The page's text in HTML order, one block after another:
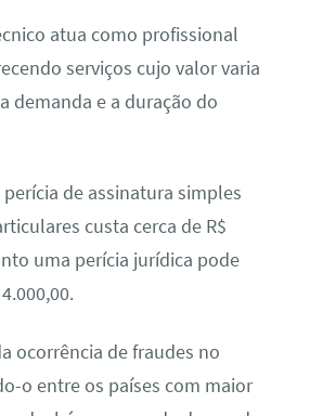
atua como profissional
serviços cujo valor varia
demanda e a duração do
de assinatura simples
custa cerca de R$
uma perícia jurídica pode
ocorrência de fraudes no
o entre os países com maior